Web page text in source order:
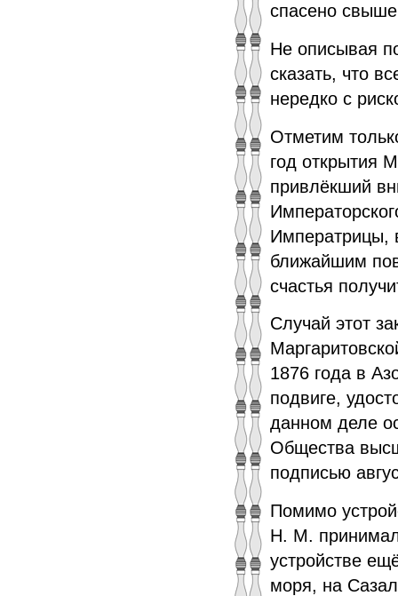
спасено
Не описывая
сказать, что
нередко с
Отметим
год открытия
привлёкший
Императрицы,
ближайшим
счастья
Случай этот
1876 года в
подвиге,
данном деле
Общества
подписью
Помимо
Н. М. принимал
устройстве
моря, на